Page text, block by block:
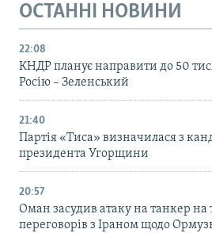
ОСТАННІ НОВИНИ
22:08
КНДР планує направити до 50
Росію – Зеленський
21:40
Партія «Тиса» визначилася з
президента Угорщини
20:57
Оман засудив атаку на танкер на
переговорів з Іраном щодо